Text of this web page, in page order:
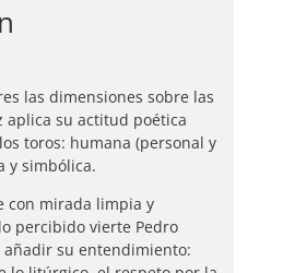
las dimensiones sobre las
aplica su actitud poética
toros: humana (personal y
y simbólica.
con mirada limpia y
percibido vierte Pedro
añadir su entendimiento: